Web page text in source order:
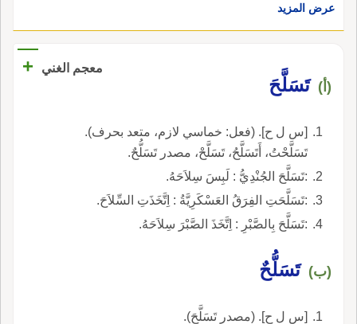
عرض المزيد
معجم الغني +
(أ) تَسَلَّحَ
[س ل ح]. (فعل: خماسي لازم، متعد بحرف).
تَسَلَّحْتُ، أَتَسَلَّحُ، تَسَلَّحْ، مصدر تَسَلُّحٌ.
:تَسَلَّحَ الجُنْدِيُّ : لَبِسَ سِلاَحَهُ.
:تَسَلَّحَتِ الفِرَقُ العَسْكَرِيَّةُ : اِتَّخَذَتِ السِّلاَحَ.
:تَسَلَّحَ بِالصَّبْرِ : اِتَّخَذَ الصَّبْرَ سِلاَحَهُ.
(ب) تَسَلُّحٌ
[س ل ح]. (مصدر تَسَلَّحَ).